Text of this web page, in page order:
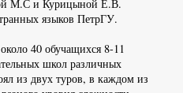
М.С и Курицыной Е.В.
языков ПетрГУ.
40 обучащихся 8-11
школ различных
из двух туров, в каждом из